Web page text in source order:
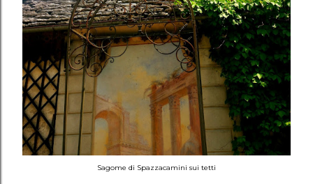
Sagome di Spazzacamini sui tetti